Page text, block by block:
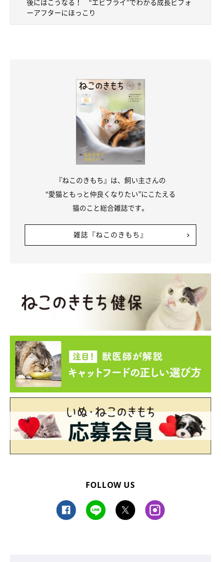
小さな子猫のころに六太くんを家族に迎えて、これまで大切に育
ててきた飼い主さん。六太くんについて、こんな思いを話してい
「一緒に生活し始めて、すぐに大切な存在になりました。仕事な
くれたり鼻チューしてくれたりして、私を癒してくれます。ろく
たさんには感謝しています。これからも元気で長生きしてほしい
写真提供・取材協力／ @kuroneko69ta さん／X（旧Twitter）
2024年10月時点の情報であり、現在と異なる場合があります。
後にはこうなる！ “エビフライ”でわかる成長ビフォ
ーアフターにほっこり
『ねこのきもち』は、飼い主さんの
“愛猫ともっと仲良くなりたい”にこたえる
猫のこと総合雑誌です。
雑誌『ねこのきもち』
FOLLOW US